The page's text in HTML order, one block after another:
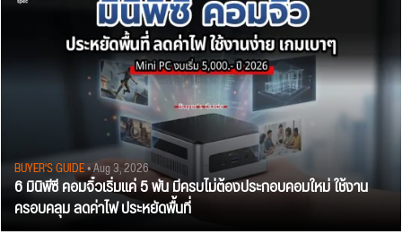
BUYER'S GUIDE• Aug 3, 2026
6 มินิพีซี คอมจิ๋วเริ่มแค่ 5 พัน มีครบไม่ต้องประกอบคอมใหม่ ใช้งาน
ครอบคลุม ลดค่าไฟ ประหยัดพื้นที่